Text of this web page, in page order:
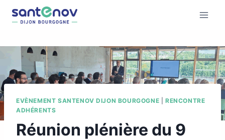
EVÈNEMENT SANTENOV DIJON BOURGOGNE |RENCONTRE
ADHÉRENTS
Réunion plénière du 9